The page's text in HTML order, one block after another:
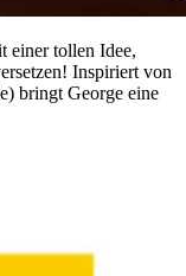
einer tollen Idee,
Inspiriert von
bringt George eine